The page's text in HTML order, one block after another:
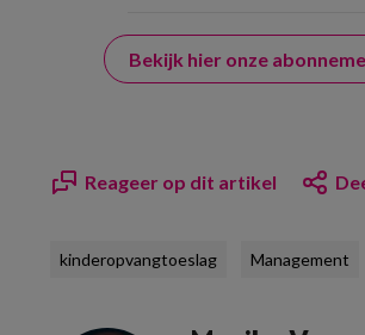
Bekijk hier onze
Reageer op dit artikel
kinderopvangtoeslag Management